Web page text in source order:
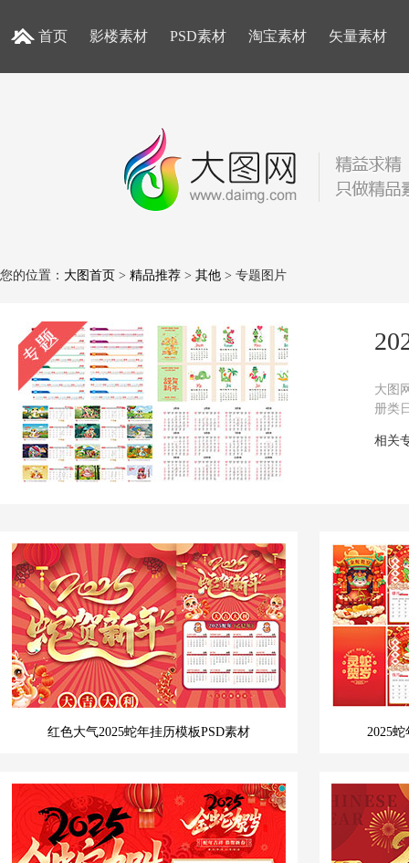
首页 影楼素材 PSD素材 淘宝素材 矢量素材
您的位置： 大图首页 > 精品推荐 > 其他 > 专题图片
大图
册类
相关
红色大气2025蛇年挂历模板PSD素材 2025